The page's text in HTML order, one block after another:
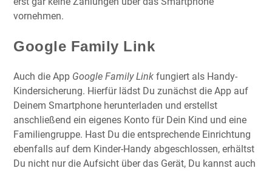
vornehmen.
Google Family Link
Auch die App Google Family Link fungiert als Handy-
Kindersicherung. Hierfür lädst Du zunächst die App auf
Deinem Smartphone herunterladen und erstellst
anschließend ein eigenes Konto für Dein Kind und eine
Familiengruppe. Hast Du die entsprechende Einrichtung
ebenfalls auf dem Kinder-Handy abgeschlossen, erhältst
Du nicht nur die Aufsicht über das Gerät, Du kannst auch